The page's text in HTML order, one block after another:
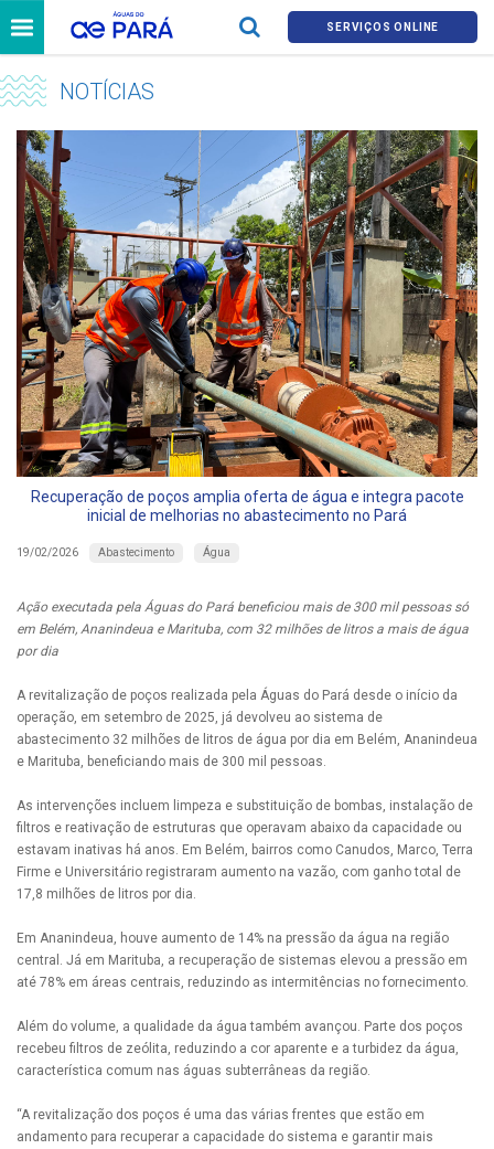
SERVIÇOS ONLINE
NOTÍCIAS
Recuperação de poços amplia oferta de água e integra pacote
inicial de melhorias no abastecimento no Pará
19/02/2026 Abastecimento Água
Ação executada pela Águas do Pará beneficiou mais de 300 mil pessoas só
em Belém, Ananindeua e Marituba, com 32 milhões de litros a mais de água
por dia
A revitalização de poços realizada pela Águas do Pará desde o início da
operação, em setembro de 2025, já devolveu ao sistema de
abastecimento 32 milhões de litros de água por dia em Belém, Ananindeua
e Marituba, beneficiando mais de 300 mil pessoas.
As intervenções incluem limpeza e substituição de bombas, instalação de
filtros e reativação de estruturas que operavam abaixo da capacidade ou
estavam inativas há anos. Em Belém, bairros como Canudos, Marco, Terra
Firme e Universitário registraram aumento na vazão, com ganho total de
17,8 milhões de litros por dia.
Em Ananindeua, houve aumento de 14% na pressão da água na região
central. Já em Marituba, a recuperação de sistemas elevou a pressão em
até 78% em áreas centrais, reduzindo as intermitências no fornecimento.
Além do volume, a qualidade da água também avançou. Parte dos poços
recebeu filtros de zeólita, reduzindo a cor aparente e a turbidez da água,
característica comum nas águas subterrâneas da região.
“A revitalização dos poços é uma das várias frentes que estão em
andamento para recuperar a capacidade do sistema e garantir mais